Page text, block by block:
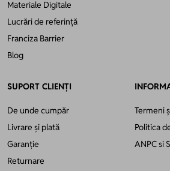
case moderne sau spații comerciale.
configurate cu deschidere simplă sau dublă,
asupra tâmplăriei.
Materiale Digitale
Lucrări de referință
Franciza Barrier
Blog
SUPORT CLIENȚI
De unde cumpăr
Livrare și plată
Garanție
Returnare
Termeni
Politica
ANPCsi